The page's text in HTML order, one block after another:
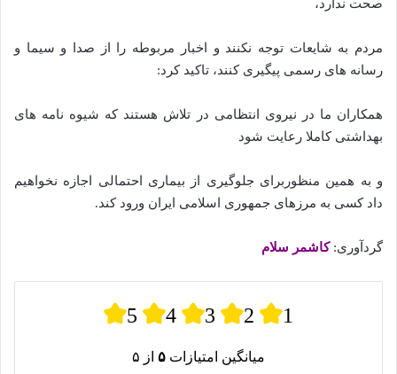
صحت ندارد،
مردم به شایعات توجه نکنند و اخبار مربوطه را از صدا و سیما و
رسانه های رسمی پیگیری کنند، تاکید کرد:
همکاران ما در نیروی انتظامی در تلاش هستند که شیوه نامه های
بهداشتی کاملا رعایت شود
و به همین منظوربرای جلوگیری از بیماری احتمالی اجازه نخواهیم
داد کسی به مرزهای جمهوری اسلامی ایران ورود کند.
گردآوری:کاشمر سلام
5 4 3 2 1
میانگین امتیازات ۵ از ۵